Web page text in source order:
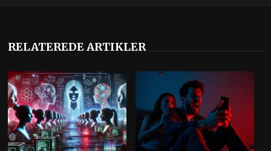
RELATEREDE ARTIKLER